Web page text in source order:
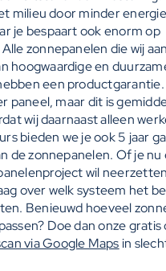
milieu door minder
je bespaart ook enorm op
zonnepanelen die wij
hoogwaardige en
een
paneel, maar dit is
wij daarnaast alleen
bieden we je ook 5 jaar
de zonnepanelen. Of je nu
wil
over welk systeem het
Benieuwd hoeveel
Doe dan onze gratis
via Google Maps in